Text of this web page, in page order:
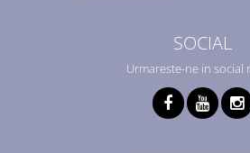
SOCIAL
Urmareste-ne in social